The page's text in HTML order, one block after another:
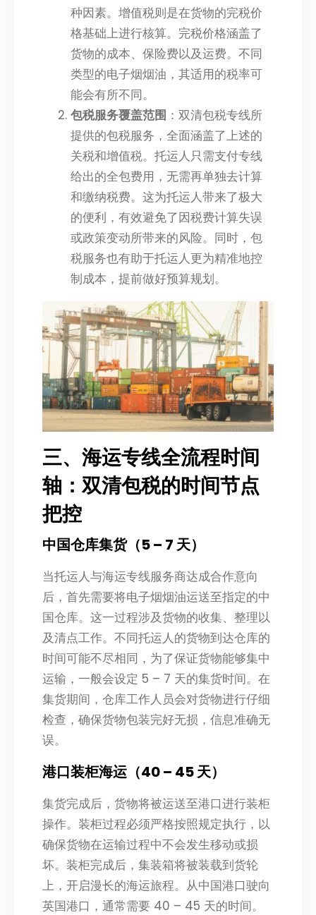
种因素。增值税则是在货物的完税价
格基础上进行核算。完税价格涵盖了
货物的成本、保险费以及运费。不同
类型的电子烟烟油，其适用的税率可
能会有所不同。
包税服务覆盖范围 ：双清包税专线所
提供的包税服务，全面涵盖了上述的
关税和增值税。托运人只需支付专线
给出的全包费用，无需再单独去计算
和缴纳税费。这为托运人带来了极大
的便利，有效避免了因税费计算失误
或政策变动所带来的风险。同时，包
税服务也有助于托运人更为精准地控
制成本，提前做好预算规划。
三、海运专线全流程时间
轴：双清包税的时间节点
把控
中国仓库集货（5 – 7 天）
当托运人与海运专线服务商达成合作意向
后，首先需要将电子烟烟油运送至指定的中
国仓库。这一过程涉及货物的收集、整理以
及清点工作。不同托运人的货物到达仓库的
时间可能不尽相同，为了保证货物能够集中
运输，一般会设定 5 – 7 天的集货时间。在
集货期间，仓库工作人员会对货物进行仔细
检查，确保货物包装完好无损，信息准确无
误。
港口装柜海运（40 – 45 天）
集货完成后，货物将被运送至港口进行装柜
操作。装柜过程必须严格按照规定执行，以
确保货物在运输过程中不会发生移动或损
坏。装柜完成后，集装箱将被装载到货轮
上，开启漫长的海运旅程。从中国港口驶向
英国港口，通常需要 40 – 45 天的时间。